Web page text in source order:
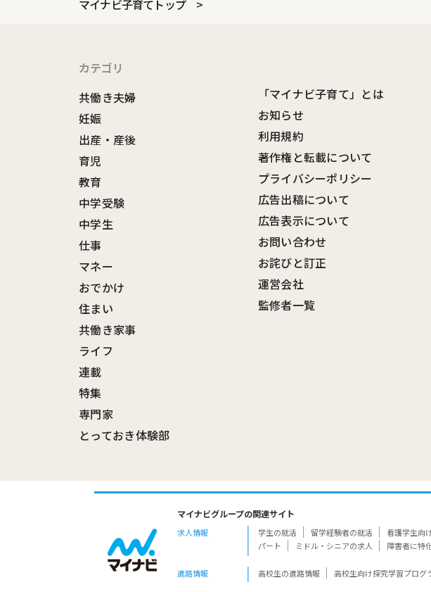
マイナビ子育てトップ
カテゴリ
共働き夫婦
妊娠
出産・産後
育児
教育
中学受験
中学生
仕事
マネー
おでかけ
住まい
共働き家事
ライフ
連載
特集
専門家
とっておき体験部
「マイナビ子育て」とは
お知らせ
利用規約
著作権と転載について
プライバシーポリシー
広告出稿について
広告表示について
お問い合わせ
お詫びと訂正
運営会社
監修者一覧
マイナビグループの関連サイト
求人情報 学生の就活 留学経験者の就活 看護学生向
パート
ミドル・シニアの求人 障害者に特
進路情報 高校生の進路情報 高校生向け探究学習プログ